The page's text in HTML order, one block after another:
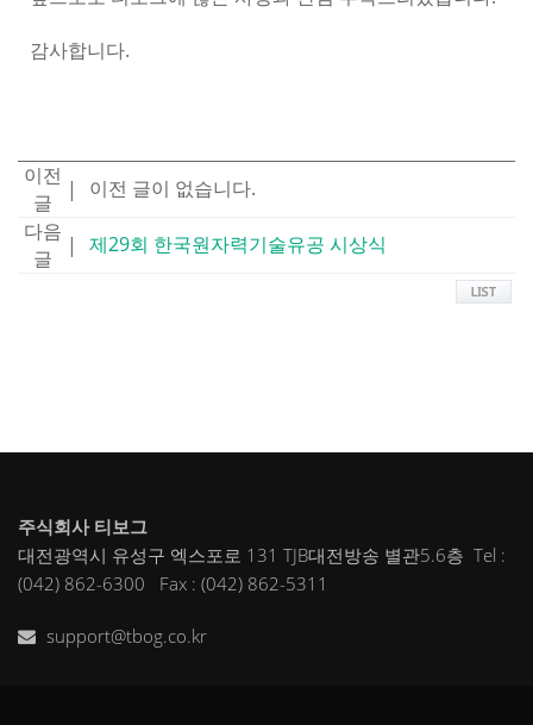
감사합니다.
이전
글
|
이전 글이 없습니다.
다음
글
| 제29회 한국원자력기술유공 시상식
주식회사 티보그
대전광역시 유성구 엑스포로 131 TJB대전방송 별관5.6층 Tel :
(042) 862-6300 Fax : (042) 862-5311
support@tbog.co.kr